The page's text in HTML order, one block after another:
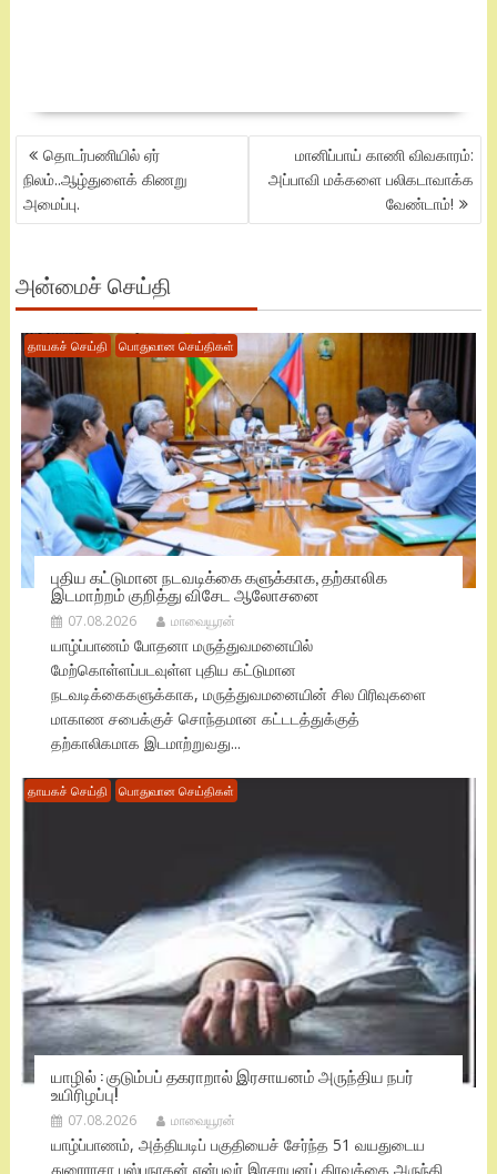
POST
NAVIGATION
தொடர்பணியில் ஏர்
நிலம்..ஆழ்துளைக் கிணறு
அமைப்பு.
மானிப்பாய் காணி விவகாரம்:
அப்பாவி மக்களை பலிகடாவாக்க
வேண்டாம்!
அன்மைச் செய்தி
தாயகச் செய்தி பொதுவான செய்திகள்
புதிய கட்டுமான நடவடிக்கை களுக்காக, தற்காலிக
இடமாற்றம் குறித்து விசேட ஆலோசனை
07.08.2026 மாவையூரன்
யாழ்ப்பாணம் போதனா மருத்துவமனையில்
மேற்கொள்ளப்படவுள்ள புதிய கட்டுமான
நடவடிக்கைகளுக்காக, மருத்துவமனையின் சில பிரிவுகளை
மாகாண சபைக்குச் சொந்தமான கட்டடத்துக்குத்
தற்காலிகமாக இடமாற்றுவது...
தாயகச் செய்தி பொதுவான செய்திகள்
யாழில் : குடும்பப் தகராறால் இரசாயனம் அருந்திய நபர்
உயிரிழப்பு!
07.08.2026 மாவையூரன்
யாழ்ப்பாணம், அத்தியடிப் பகுதியைச் சேர்ந்த 51 வயதுடைய
துரைராசா புஸ்பநாதன் என்பவர் இரசாயனப் திரவத்தை அருந்தி